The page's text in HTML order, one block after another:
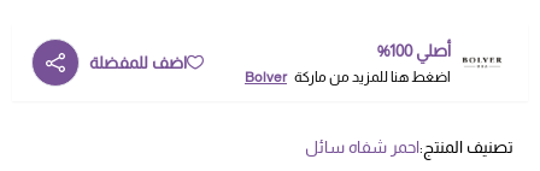
أصلي 100%
اضغط هنا للمزيد من ماركة Bolver
اضف للمفضلة
تصنيف المنتج:احمر شفاه سائل